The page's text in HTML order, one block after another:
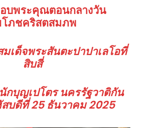
บพระคุณตอนกลางวัน
ภชคริสตสมภพ
เด็จพระสันตะปาปาเลโอที่
สิบสี่
บุญเปโตร นครรัฐวาติกัน
สบดีที่25 ธันวาคม 2025